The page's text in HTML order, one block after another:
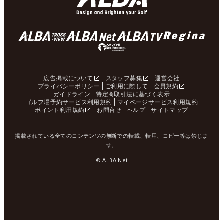
広告掲載について スタッフ募集
運営会社
プライバシーポリシー
ご利用に際して
会員規約
ガイドライン
特定商取引法に基づく表示
ゴルフ場予約サービス利用規約
マイページサービス利用規約
ポイント利用規約
お問合せ ヘルプ サイトマップ
掲載されている全てのコンテンツの無断での転載、転用、コピー等は禁じま
す。
© ALBA Net